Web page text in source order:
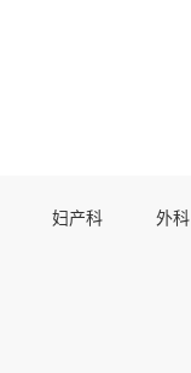
妇产科 外科